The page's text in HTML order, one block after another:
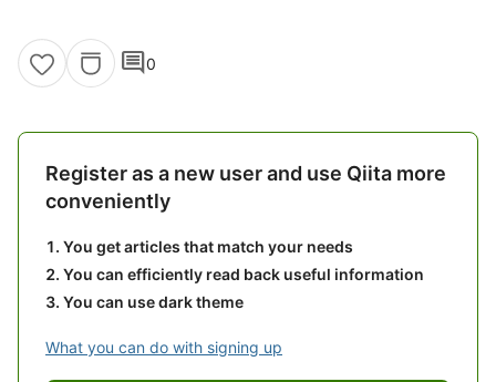
comment0
Register as a new user and use Qiita more
conveniently
You get articles that match your needs
You can efficiently read back useful information
You can use dark theme
What you can do with signing up